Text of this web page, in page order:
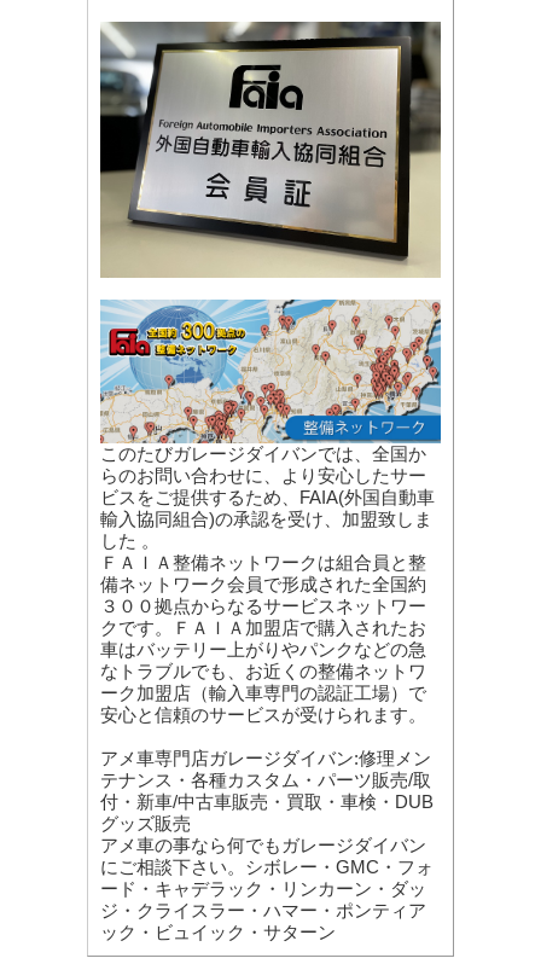
このたびガレージダイバンでは、全国か
らのお問い合わせに、より安心したサー
ビスをご提供するため、FAIA(外国自動車
輸入協同組合)の承認を受け、加盟致しま
した 。
ＦＡＩＡ整備ネットワークは組合員と整
備ネットワーク会員で形成された全国約
３００拠点からなるサービスネットワー
クです。ＦＡＩＡ加盟店で購入されたお
車はバッテリー上がりやパンクなどの急
なトラブルでも、お近くの整備ネットワ
ーク加盟店（輸入車専門の認証工場）で
安心と信頼のサービスが受けられます。
アメ車専門店ガレージダイバン:修理メン
テナンス・各種カスタム・パーツ販売/取
付・新車/中古車販売・買取・車検・DUB
グッズ販売
アメ車の事なら何でもガレージダイバン
にご相談下さい。シボレー・GMC・フォ
ード・キャデラック・リンカーン・ダッ
ジ・クライスラー・ハマー・ポンティア
ック・ビュイック・サターン